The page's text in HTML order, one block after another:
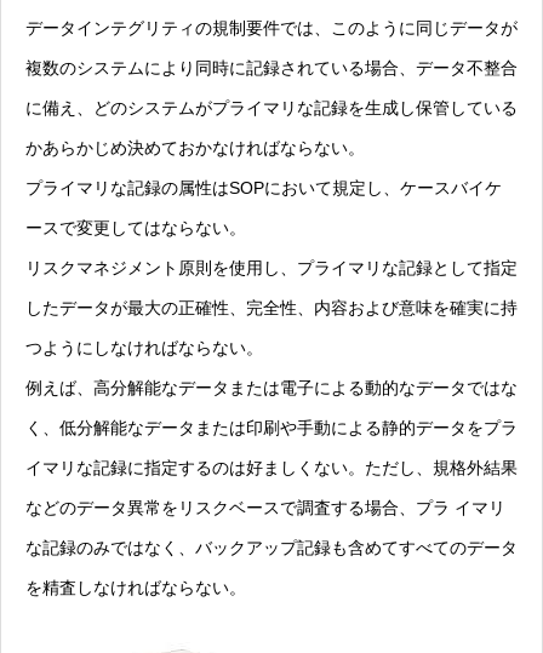
データインテグリティの規制要件では、このように同じデータが
複数のシステムにより同時に記録されている場合、データ不整合
に備え、どのシステムがプライマリな記録を生成し保管している
かあらかじめ決めておかなければならない。
プライマリな記録の属性はSOPにおいて規定し、ケースバイケ
ースで変更してはならない。
リスクマネジメント原則を使用し、プライマリな記録として指定
したデータが最大の正確性、完全性、内容および意味を確実に持
つようにしなければならない。
例えば、高分解能なデータまたは電子による動的なデータではな
く、低分解能なデータまたは印刷や手動による静的データをプラ
イマリな記録に指定するのは好ましくない。ただし、規格外結果
などのデータ異常をリスクベースで調査する場合、プラ イマリ
な記録のみではなく、バックアップ記録も含めてすべてのデータ
を精査しなければならない。